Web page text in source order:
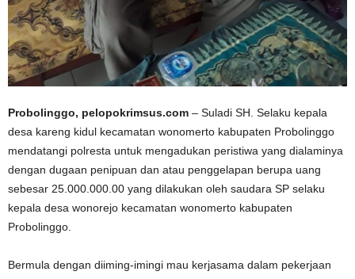
Probolinggo, pelopokrimsus.com – Suladi SH. Selaku kepala
desa kareng kidul kecamatan wonomerto kabupaten Probolinggo
mendatangi polresta untuk mengadukan peristiwa yang dialaminya
dengan dugaan penipuan dan atau penggelapan berupa uang
sebesar 25.000.000.00 yang dilakukan oleh saudara SP selaku
kepala desa wonorejo kecamatan wonomerto kabupaten
Probolinggo.
Bermula dengan diiming-imingi mau kerjasama dalam pekerjaan